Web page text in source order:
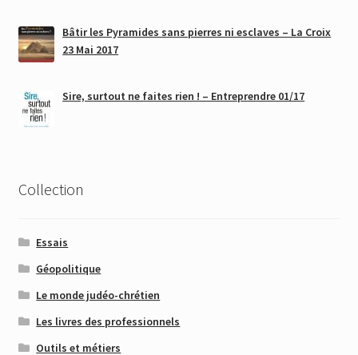
Bâtir les Pyramides sans pierres ni esclaves – La Croix
23 Mai 2017
Sire, surtout ne faites rien ! – Entreprendre 01/17
Collection
Essais
Géopolitique
Le monde judéo-chrétien
Les livres des professionnels
Outils et métiers